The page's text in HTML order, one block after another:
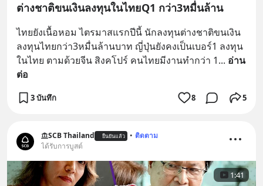
ต่างชาติขนเงินลงทุนในไทยQ1 กว่า3หมื่นล้าน
ไทยยังเนื้อหอม ไตรมาสแรกปีนี้ นักลงทุนต่างชาติขนเงิน
ลงทุนไทยกว่า3หมื่นล้านบาท ญี่ปุ่นยังคงเป็นเบอร์1 ลงทุน
ในไทย ตามด้วยจีน สิงคโปร์ คนไทยมีงานทำกว่า 1... อ่าน
ต่อ
3 บันทึก 8 5
SCB Thailand ยืนยันแล้ว • ติดตาม
ได้รับการบูสต์
1:41